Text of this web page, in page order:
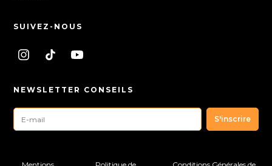
SUIVEZ-NOUS
NEWSLETTER CONSEILS